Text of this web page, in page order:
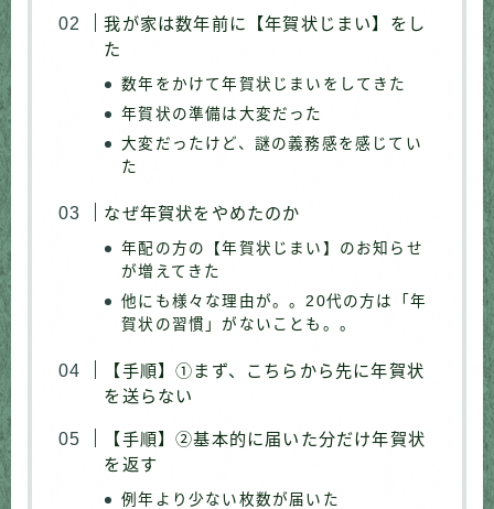
我が家は数年前に【年賀状じまい】をし
た
数年をかけて年賀状じまいをしてきた
年賀状の準備は大変だった
大変だったけど、謎の義務感を感じてい
た
なぜ年賀状をやめたのか
年配の方の【年賀状じまい】のお知らせ
が増えてきた
他にも様々な理由が。。20代の方は「年
賀状の習慣」がないことも。。
【手順】①まず、こちらから先に年賀状
を送らない
【手順】②基本的に届いた分だけ年賀状
を返す
例年より少ない枚数が届いた